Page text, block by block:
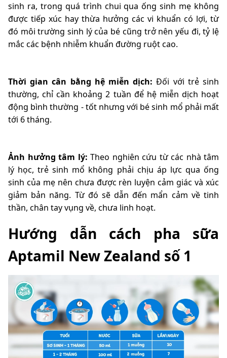
sinh ra, trong quá trình chui qua ống sinh mẹ không
được tiếp xúc hay thừa hưởng các vi khuẩn có lợi, từ
đó môi trường sinh lý của bé cũng trở nên yếu đi, tỷ lệ
mắc các bệnh nhiễm khuẩn đường ruột cao.
Thời gian cân bằng hệ miễn dịch: Đối với trẻ sinh
thường, chỉ cần khoảng 2 tuần để hệ miễn dịch hoạt
động bình thường - tốt nhưng với bé sinh mổ phải mất
tới 6 tháng.
Ảnh hưởng tâm lý: Theo nghiên cứu từ các nhà tâm
lý học, trẻ sinh mổ không phải chịu áp lực qua ống
sinh của mẹ nên chưa được rèn luyện cảm giác và xúc
giảm bản năng. Từ đó sẽ dẫn đến mẩn cảm về tinh
thần, chân tay vụng về, chưa linh hoạt.
Hướng dẫn cách pha sữa
Aptamil New Zealand số 1